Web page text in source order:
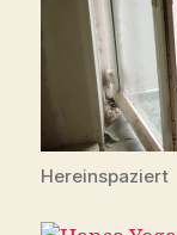
Hereinspaziert